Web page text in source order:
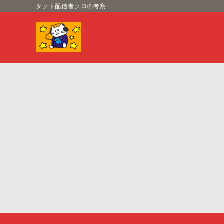
タクト配信者クロの考察